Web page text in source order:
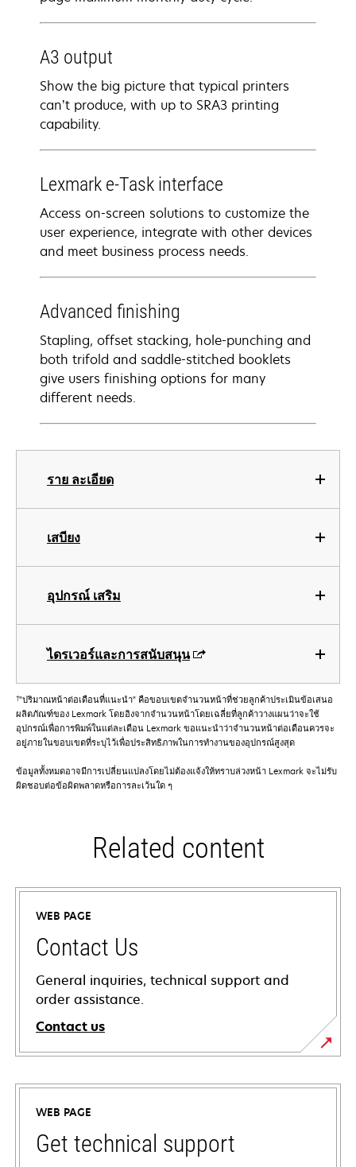
ราย ละเอียด
เสบียง
อุปกรณ์ เสริม
ไดรเวอร์และการสนับสนุน
A3 output
Show the big picture that typical printers
can’t produce, with up to SRA3 printing
capability.
Lexmark e-Task interface
Access on-screen solutions to customize the
user experience, integrate with other devices
and meet business process needs.
Advanced finishing
Stapling, offset stacking, hole-punching and
both trifold and saddle-stitched booklets
give users finishing options for many
different needs.
†"ปริมาณหน้าต่อเดือนที่แนะนำ" คือขอบเขตจำนวนหน้าที่ช่วยลูกค้าประเมินข้อเสนอ
ผลิตภัณฑ์ของ Lexmark โดยอิงจากจำนวนหน้าโดยเฉลี่ยที่ลูกค้าวางแผนว่าจะใช้
อุปกรณ์เพื่อการพิมพ์ในแต่ละเดือน Lexmark ขอแนะนำว่าจำนวนหน้าต่อเดือนควรจะ
อยู่ภายในขอบเขตที่ระบุไว้เพื่อประสิทธิภาพในการทำงานของอุปกรณ์สูงสุด
ข้อมูลทั้งหมดอาจมีการเปลี่ยนแปลงโดยไม่ต้องแจ้งให้ทราบล่วงหน้า Lexmark จะไม่รับ
ผิดชอบต่อข้อผิดพลาดหรือการละเว้นใด ๆ
Related content
WEB PAGE
Contact Us
General inquiries, technical support and
order assistance.
Contact us
WEB PAGE
Get technical support